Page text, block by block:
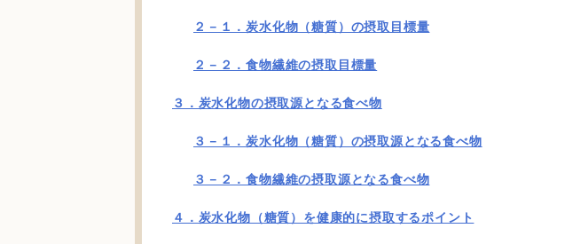
２－１．炭水化物（糖質）の摂取目標量
２－２．食物繊維の摂取目標量
３．炭水化物の摂取源となる食べ物
３－１．炭水化物（糖質）の摂取源となる食べ物
３－２．食物繊維の摂取源となる食べ物
４．炭水化物（糖質）を健康的に摂取するポイント